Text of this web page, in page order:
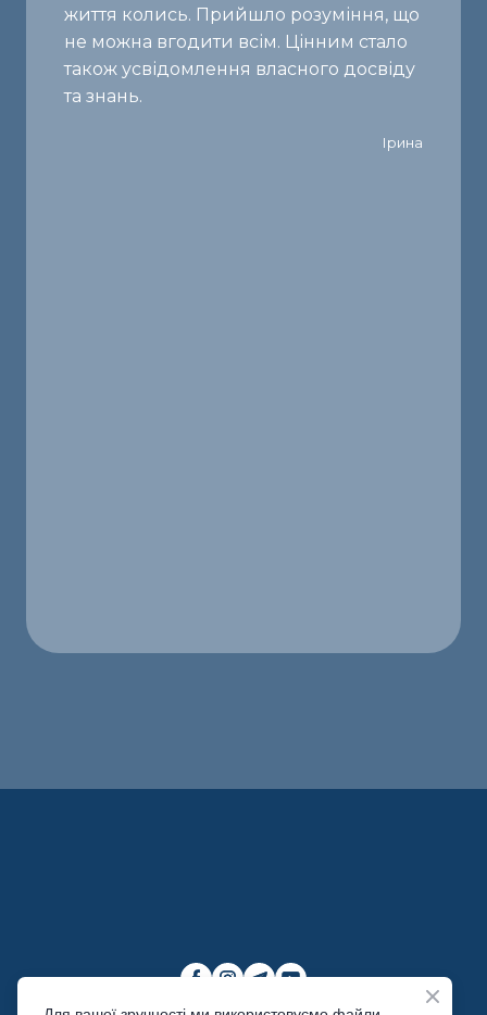
життя колись. Прийшло розуміння, що
не можна вгодити всім. Цінним стало
також усвідомлення власного досвіду
та знань.
Ірина